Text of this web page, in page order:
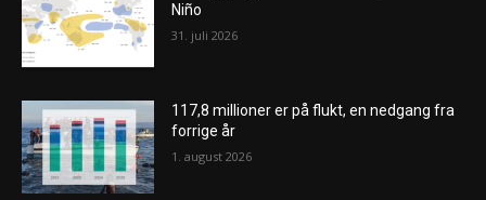
Niño
31. juli 2026
117,8 millioner er på flukt, en nedgang fra
forrige år
1. august 2026